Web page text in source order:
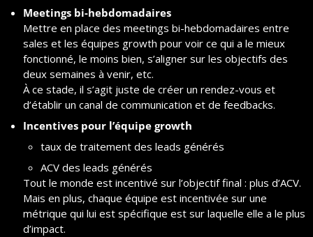
Meetings bi-hebdomadaires
Mettre en place des meetings bi-hebdomadaires entre
sales et les équipes growth pour voir ce qui a le mieux
fonctionné, le moins bien, s’aligner sur les objectifs des
deux semaines à venir, etc.
À ce stade, il s’agit juste de créer un rendez-vous et
d’établir un canal de communication et de feedbacks.
Incentives pour l’équipe growth
taux de traitement des leads générés
ACV des leads générés
Tout le monde est incentivé sur l’objectif final : plus d’ACV.
Mais en plus, chaque équipe est incentivée sur une
métrique qui lui est spécifique est sur laquelle elle a le plus
d’impact.